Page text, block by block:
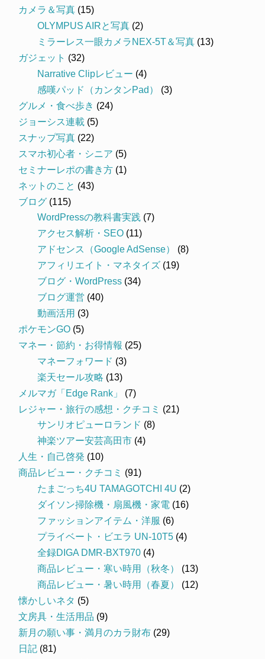
カメラ＆写真 (15)
OLYMPUS AIRと写真 (2)
ミラーレス一眼カメラNEX-5T＆写真 (13)
ガジェット (32)
Narrative Clipレビュー (4)
感嘆パッド（カンタンPad）
(3)
グルメ・食べ歩き (24)
ジョーシス連載 (5)
スナップ写真 (22)
スマホ初心者・シニア (5)
セミナーレポの書き方 (1)
ネットのこと (43)
ブログ (115)
WordPressの教科書実践 (7)
アクセス解析・SEO (11)
アドセンス（Google AdSense）
(8)
アフィリエイト・マネタイズ (19)
ブログ・WordPress (34)
ブログ運営 (40)
動画活用 (3)
ポケモンGO (5)
マネー・節約・お得情報 (25)
マネーフォワード (3)
楽天セール攻略 (13)
メルマガ「Edge Rank」
(7)
レジャー・旅行の感想・クチコミ (21)
サンリオピューロランド (8)
神楽ツアー安芸高田市 (4)
人生・自己啓発 (10)
商品レビュー・クチコミ (91)
たまごっち4U TAMAGOTCHI 4U (2)
ダイソン掃除機・扇風機・家電 (16)
ファッションアイテム・洋服 (6)
プライベート・ビエラ UN-10T5 (4)
全録DIGA DMR-BXT970 (4)
商品レビュー・寒い時用（秋冬）
(13)
商品レビュー・暑い時用（春夏）
(12)
懐かしいネタ (5)
文房具・生活用品 (9)
新月の願い事・満月のカラ財布 (29)
日記 (81)